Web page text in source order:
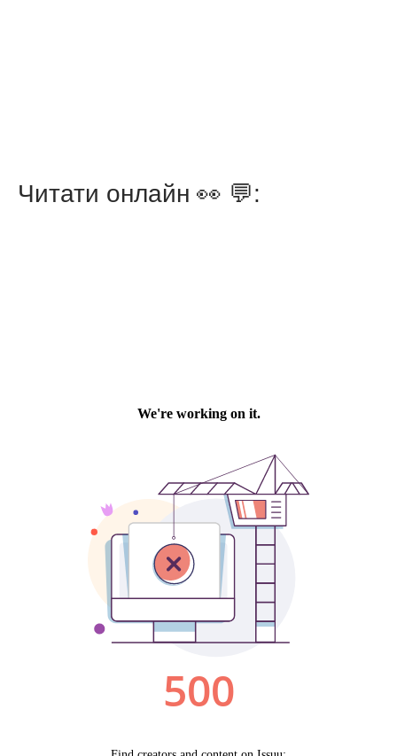
Читати онлайн 👀 💬: